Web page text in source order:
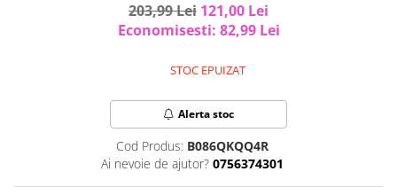
Laptop, Tablete & Telefoane
Accesorii tablete
Laptopuri si Accesorii
Telefoane Mobile & accesorii
203,99 Lei 121,00 Lei
Economisesti: 82,99 Lei
STOC EPUIZAT
Alerta stoc
Cod Produs: B086QKQQ4R
Ai nevoie de ajutor? 0756374301